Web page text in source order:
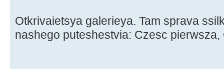
Otkrivaietsya galerieya. Tam sprava
nashego puteshestvia: Czesc